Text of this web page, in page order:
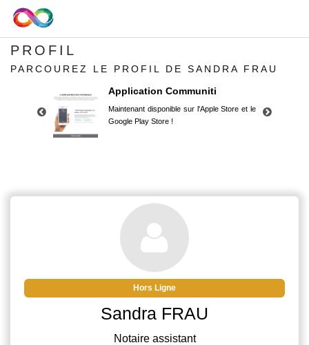
PROFIL
PARCOUREZ LE PROFIL DE SANDRA FRAU
Application Communiti
Maintenant disponible sur l'Apple Store et le
Google Play Store !
Google Play Store !
Hors Ligne
Sandra FRAU
Notaire assistant